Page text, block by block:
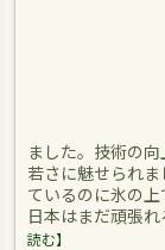
ました。技術の
若さに魅せられ
ているのに氷の上
日本はまだ頑張
読む】